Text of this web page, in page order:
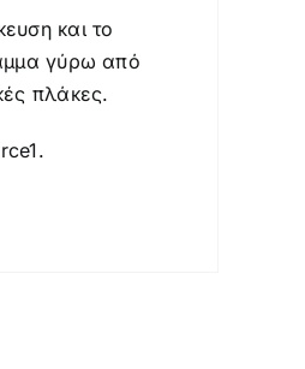
και το
γύρω από
πλάκες.